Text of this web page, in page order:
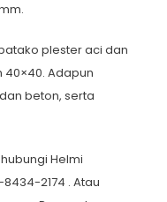
plester aci dan
40×40. Adapun
beton, serta
Helmi
2174 . Atau